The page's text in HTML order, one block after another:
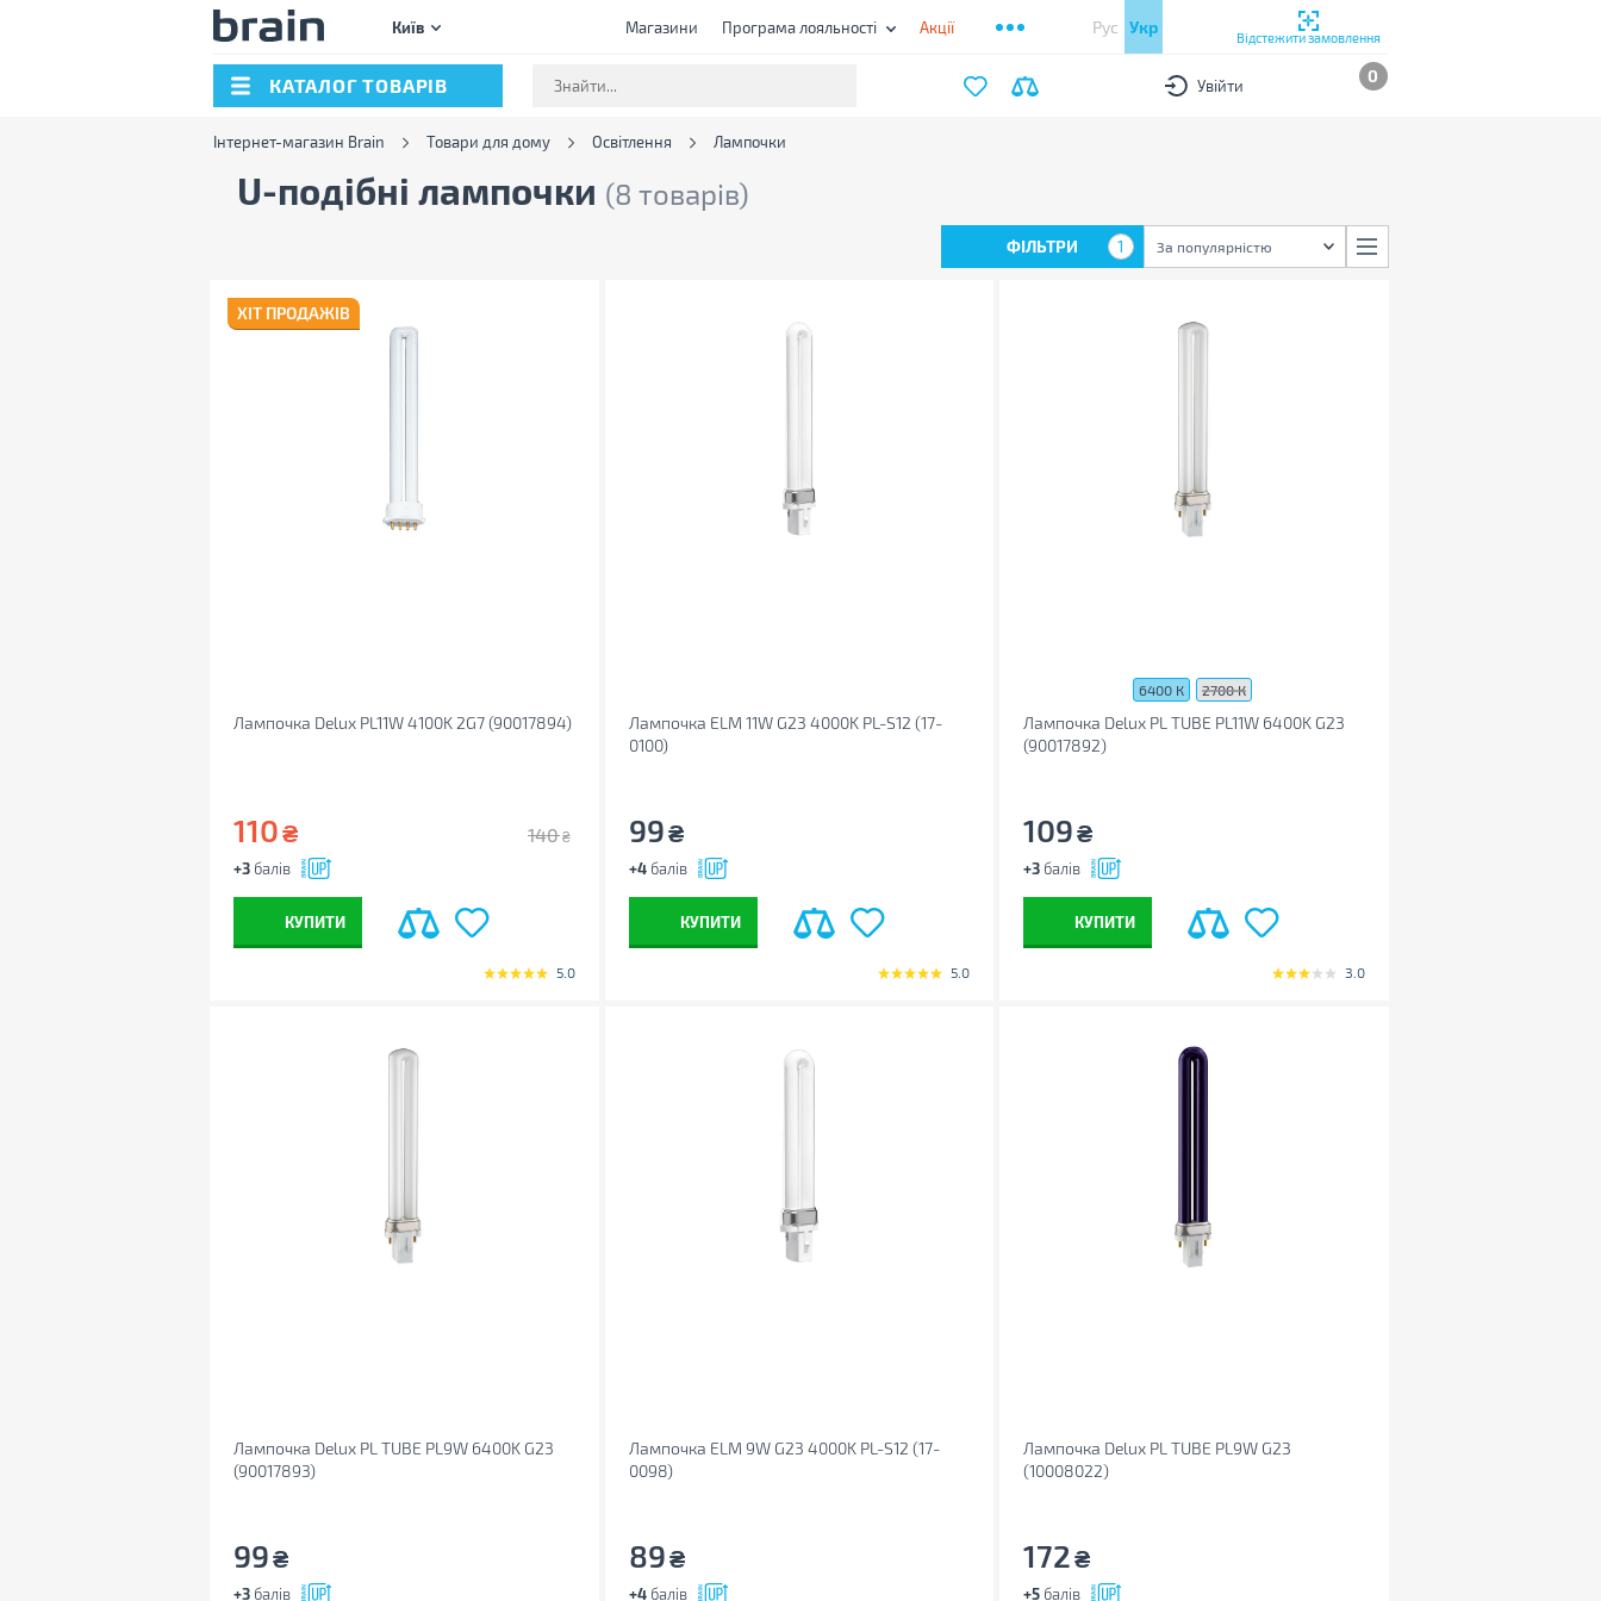
Київ Магазини Програма лояльності Акції Рус Укр
Відстежити замовлення
КАТАЛОГ ТОВАРІВ Увійти 0
Інтернет-магазин Brain Товари для дому Освітлення Лампочки
U-подібні лампочки (8 товарів)
ФІЛЬТРИ 1 За популярністю
ХІТ ПРОДАЖІВ
Лампочка Delux PL11W 4100K 2G7 (90017894)
110₴ 140 ₴
+3 балів
КУПИТИ
5.0
Лампочка ELM 11W G23 4000K PL-S12 (17-
0100)
99₴
+4балів
КУПИТИ
5.0
6400 К 2700 К
Лампочка Delux PL TUBE PL11W 6400K G23
(90017892)
109₴
+3 балів
КУПИТИ
3.0
Лампочка Delux PL TUBE PL9W 6400K G23
(90017893)
99₴
+3 балів
Лампочка ELM 9W G23 4000K PL-S12 (17-
0098)
89₴
+4балів
Лампочка Delux PL TUBE PL9W G23
(10008022)
172₴
+5 балів